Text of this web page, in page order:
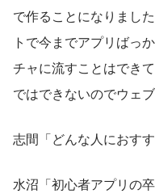
で作ることになりまし
トで今までアプリばっ
チャに流すことはでき
ではできないのでウェ
志間「どんな人におす
水沼「初心者アプリの